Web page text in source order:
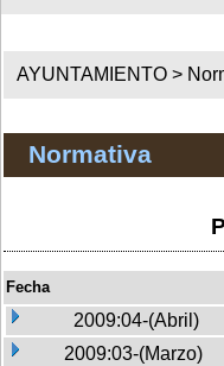
AYUNTAMIENTO >
Normativa
Fecha
2009:04-(Abril)
2009:03-(Marzo)